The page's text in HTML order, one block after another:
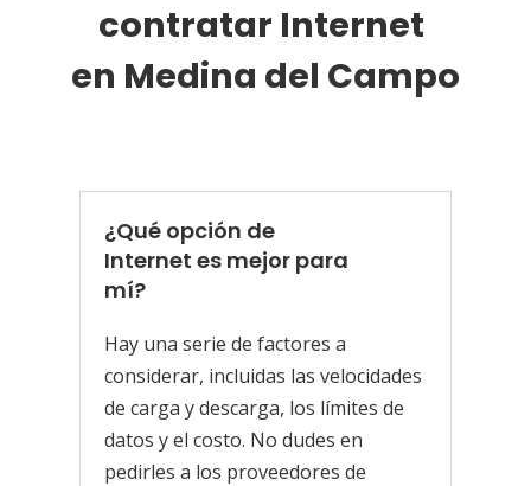
contratar Internet
en Medina del Campo
¿Qué opción de
Internet es mejor para
mí?
Hay una serie de factores a
considerar, incluidas las velocidades
de carga y descarga, los límites de
datos y el costo. No dudes en
pedirles a los proveedores de